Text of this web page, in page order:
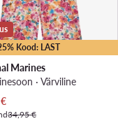
Kood: LAST
Marines
· Värviline
hind
€
34,95 €